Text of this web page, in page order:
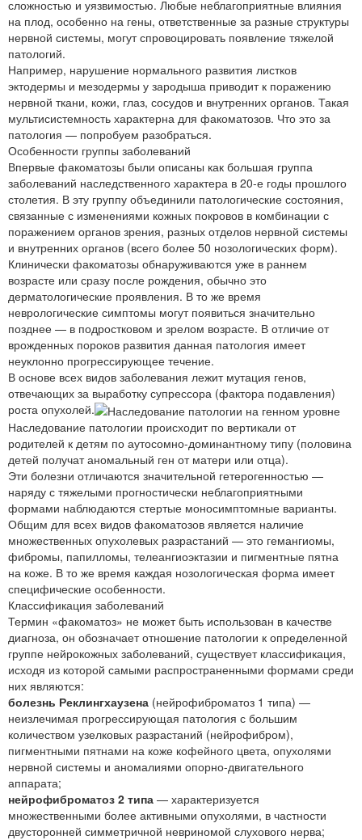
сложностью и уязвимостью. Любые неблагоприятные влияния
на плод, особенно на гены, ответственные за разные структуры
нервной системы, могут спровоцировать появление тяжелой
патологий.
Например, нарушение нормального развития листков
эктодермы и мезодермы у зародыша приводит к поражению
нервной ткани, кожи, глаз, сосудов и внутренних органов. Такая
мультисистемность характерна для факоматозов. Что это за
патология — попробуем разобраться.
Особенности группы заболеваний
Впервые факоматозы были описаны как большая группа
заболеваний наследственного характера в 20-е годы прошлого
столетия. В эту группу объединили патологические состояния,
связанные с изменениями кожных покровов в комбинации с
поражением органов зрения, разных отделов нервной системы
и внутренних органов (всего более 50 нозологических форм).
Клинически факоматозы обнаруживаются уже в раннем
возрасте или сразу после рождения, обычно это
дерматологические проявления. В то же время
неврологические симптомы могут появиться значительно
позднее — в подростковом и зрелом возрасте. В отличие от
врожденных пороков развития данная патология имеет
неуклонно прогрессирующее течение.
В основе всех видов заболевания лежит мутация генов,
отвечающих за выработку супрессора (фактора подавления)
роста опухолей.
Наследование патологии происходит по вертикали от
родителей к детям по аутосомно-доминантному типу (половина
детей получат аномальный ген от матери или отца).
Эти болезни отличаются значительной гетерогенностью —
наряду с тяжелыми прогностически неблагоприятными
формами наблюдаются стертые моносимптомные варианты.
Общим для всех видов факоматозов является наличие
множественных опухолевых разрастаний — это гемангиомы,
фибромы, папилломы, телеангиоэктазии и пигментные пятна
на коже. В то же время каждая нозологическая форма имеет
специфические особенности.
Классификация заболеваний
Термин «факоматоз» не может быть использован в качестве
диагноза, он обозначает отношение патологии к определенной
группе нейрокожных заболеваний, существует классификация,
исходя из которой самыми распространенными формами среди
них являются:
болезнь Реклингхаузена (нейрофиброматоз 1 типа) —
неизлечимая прогрессирующая патология с большим
количеством узелковых разрастаний (нейрофибром),
пигментными пятнами на коже кофейного цвета, опухолями
нервной системы и аномалиями опорно-двигательного
аппарата;
нейрофиброматоз 2 типа — характеризуется
множественными более активными опухолями, в частности
двусторонней симметричной невриномой слухового нерва;